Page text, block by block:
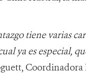
tiene varias
ya es especial,
Coordinadora